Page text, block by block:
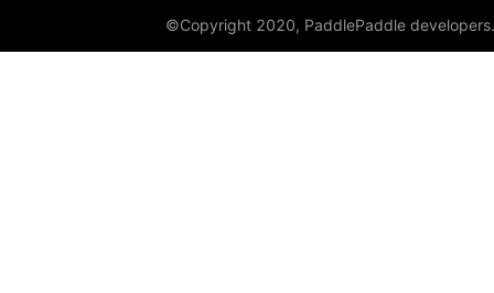
©Copyright 2020, PaddlePaddle developers.